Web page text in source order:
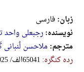
زبان: فارسی
نویسنده:رجبعلی واحد
مترجم: ملاحسن لُنبانی
رده کنگره: ‎B‎B‎R‎ ‎1‎0‎2‎5‎ ‎/‎الف‎6‎5‎0‎4‎1